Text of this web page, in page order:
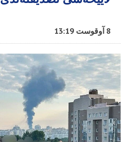
8 آوقوست 13:19